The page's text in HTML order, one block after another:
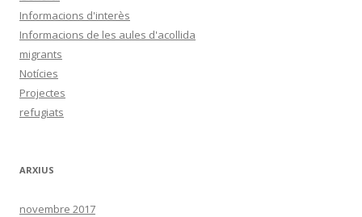
Informacions d'interès
Informacions de les aules d'acollida
migrants
Notícies
Projectes
refugiats
ARXIUS
novembre 2017